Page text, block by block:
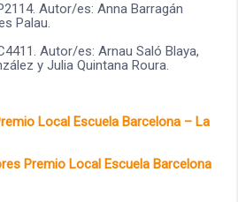
Autor/es: Anna Barragán
Palau.
Autor/es: Arnau Saló Blaya,
y Julia Quintana Roura.
Local Escuela Barcelona – La
Premio Local Escuela Barcelona